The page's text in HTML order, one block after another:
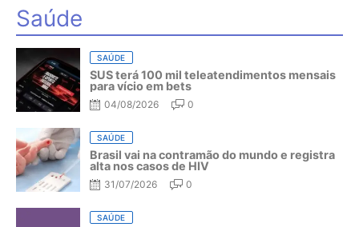
Saúde
SAÚDE
SUS terá 100 mil teleatendimentos mensais
para vício em bets
04/08/2026 0
SAÚDE
Brasil vai na contramão do mundo e registra
alta nos casos de HIV
31/07/2026 0
SAÚDE